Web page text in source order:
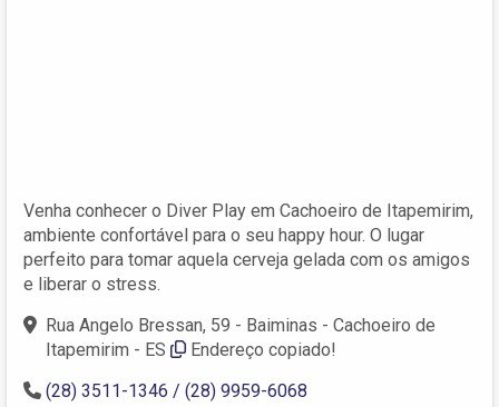
Venha conhecer o Diver Play em Cachoeiro de Itapemirim,
ambiente confortável para o seu happy hour. O lugar
perfeito para tomar aquela cerveja gelada com os amigos
e liberar o stress.
Rua Angelo Bressan, 59 - Baiminas - Cachoeiro de
Itapemirim - ES
Endereço copiado!
(28) 3511-1346 / (28) 9959-6068